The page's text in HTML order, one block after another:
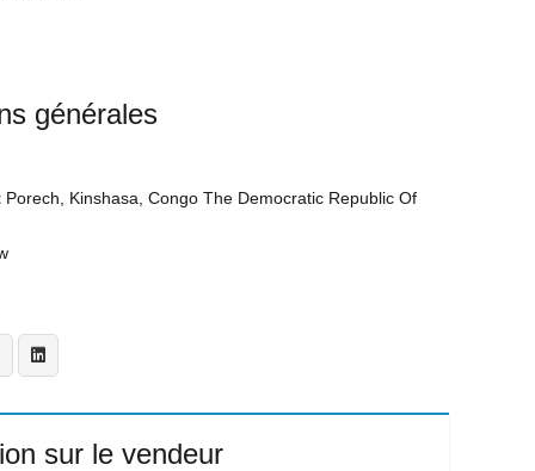
générales
Porech, Kinshasa, Congo The Democratic Republic Of
sur le vendeur